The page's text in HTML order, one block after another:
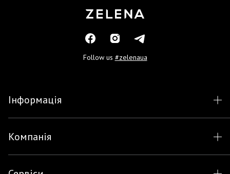
Follow us #zelenaua
Інформація
Компанія